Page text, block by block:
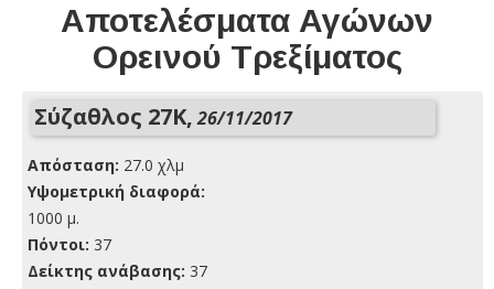
Αποτελέσματα Αγώνων
Ορεινού Τρεξίματος
Σύζαθλος 27Κ,26/11/2017
Απόσταση: 27.0 χλμ
Yψομετρική διαφορά:
1000 μ.
Πόντοι: 37
Δείκτης ανάβασης: 37